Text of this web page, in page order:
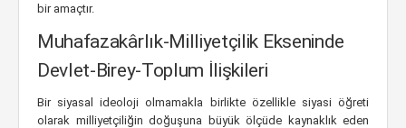
bir amaçtır.
Muhafazakârlık-Milliyetçilik Ekseninde
Devlet-Birey-Toplum İlişkileri
Bir siyasal ideoloji olmamakla birlikte özellikle siyasi öğreti
olarak milliyetçiliğin doğuşuna büyük ölçüde kaynaklık eden